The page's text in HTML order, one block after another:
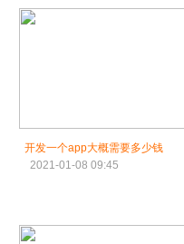
开发一个app大概需要多少钱
2021-01-08 09:45